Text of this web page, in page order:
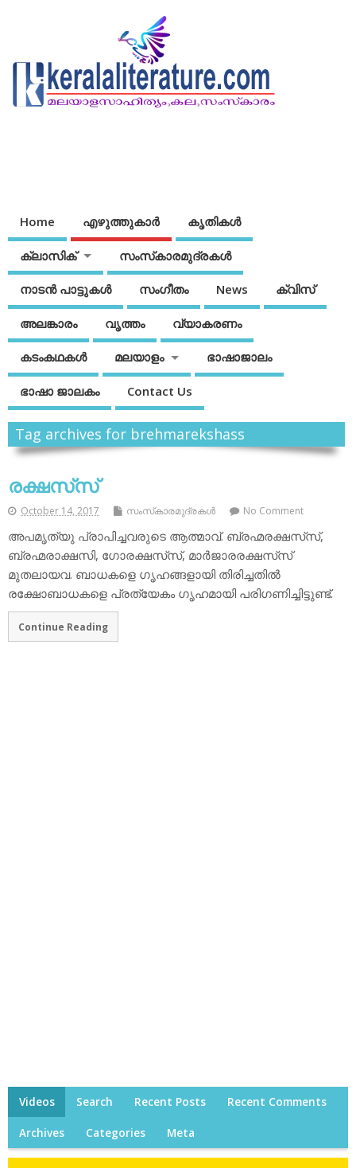
Home എഴുത്തുകാര്‍ കൃതികൾ
ക്ലാസിക് സംസ്‌കാരമുദ്രകള്‍
നാടന്‍ പാട്ടുകള്‍ സംഗീതം News ക്വിസ്
അലങ്കാരം വൃത്തം വ്യാകരണം
കടംകഥകള്‍ മലയാളം ഭാഷാജാലം
ഭാഷാ ജാലകം Contact Us
Tag archives for brehmarekshass
രക്ഷസ്‌സ്
October 14, 2017 സംസ്‌കാരമുദ്രകള്‍ No Comment
അപമൃത്യു പ്രാപിച്ചവരുടെ ആത്മാവ്. ബ്രഹ്മരക്ഷസ്‌സ്,
ബ്രഹ്മരാക്ഷസി, ഗോരക്ഷസ്‌സ്, മാര്‍ജാരരക്ഷസ്‌സ്
മുതലായവ. ബാധകളെ ഗൃഹങ്ങളായി തിരിച്ചതില്‍
രക്ഷോബാധകളെ പ്രത്യേകം ഗൃഹമായി പരിഗണിച്ചിട്ടുണ്ട്.
Continue Reading
Videos Search Recent Posts Recent Comments
Archives Categories Meta